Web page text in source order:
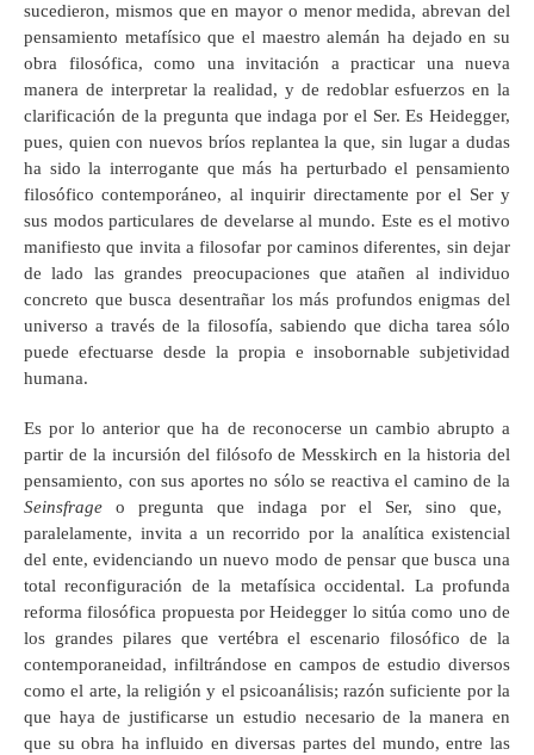
sucedieron, mismos que en mayor o menor medida, abrevan del
pensamiento metafísico que el maestro alemán ha dejado en su
obra filosófica, como una invitación a practicar una nueva
manera de interpretar la realidad, y de redoblar esfuerzos en la
clarificación de la pregunta que indaga por el Ser. Es Heidegger,
pues, quien con nuevos bríos replantea la que, sin lugar a dudas
ha sido la interrogante que más ha perturbado el pensamiento
filosófico contemporáneo, al inquirir directamente por el Ser y
sus modos particulares de develarse al mundo. Este es el motivo
manifiesto que invita a filosofar por caminos diferentes, sin dejar
de lado las grandes preocupaciones que atañen al individuo
concreto que busca desentrañar los más profundos enigmas del
universo a través de la filosofía, sabiendo que dicha tarea sólo
puede efectuarse desde la propia e insobornable subjetividad
humana.
Es por lo anterior que ha de reconocerse un cambio abrupto a
partir de la incursión del filósofo de Messkirch en la historia del
pensamiento, con sus aportes no sólo se reactiva el camino de la
Seinsfrage o pregunta que indaga por el Ser, sino que,
paralelamente, invita a un recorrido por la analítica existencial
del ente, evidenciando un nuevo modo de pensar que busca una
total reconfiguración de la metafísica occidental. La profunda
reforma filosófica propuesta por Heidegger lo sitúa como uno de
los grandes pilares que vertébra el escenario filosófico de la
contemporaneidad, infiltrándose en campos de estudio diversos
como el arte, la religión y el psicoanálisis; razón suficiente por la
que haya de justificarse un estudio necesario de la manera en
que su obra ha influido en diversas partes del mundo, entre las